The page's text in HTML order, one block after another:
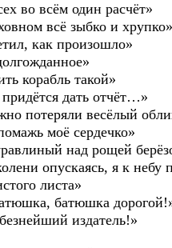
во всём один расчёт»
всё зыбко и хрупко»
как произошло»
корабль такой»
дать отчёт…»
потеряли весёлый
моё сердечко»
над рощей
опускаясь, я к небу
листа»
батюшка
издатель!»